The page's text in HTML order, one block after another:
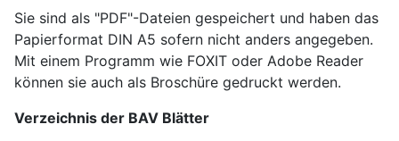
Sie sind als "PDF"-Dateien gespeichert und haben das
Papierformat DIN A5 sofern nicht anders angegeben.
Mit einem Programm wie FOXIT oder Adobe Reader
können sie auch als Broschüre gedruckt werden.
Verzeichnis der BAV Blätter